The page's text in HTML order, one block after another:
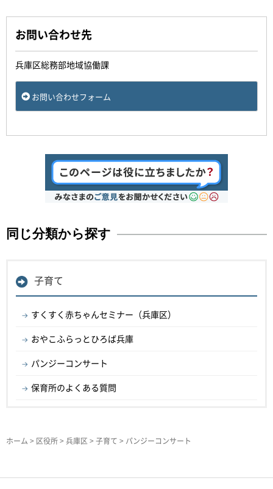
お問い合わせ先
兵庫区総務部地域協働課
お問い合わせフォーム
同じ分類から探す
子育て
すくすく赤ちゃんセミナー（兵庫区）
おやこふらっとひろば兵庫
パンジーコンサート
保育所のよくある質問
ホーム > 区役所> 兵庫区> 子育て > パンジーコンサート